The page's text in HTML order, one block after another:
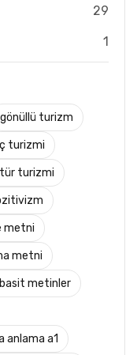
29
1
gönüllü turizm
turizmi
turizmi
metni
metni
metinler
anlama a1